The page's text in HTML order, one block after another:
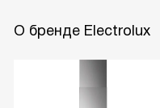
О бренде Electrolux